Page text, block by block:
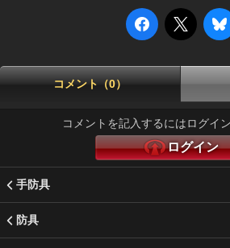
コメント（0）
コメントを記入するにはログイ
ログイン
手防具
防具